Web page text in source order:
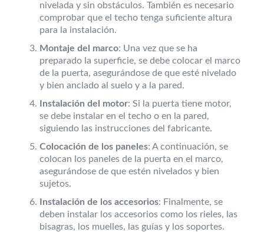
nivelada y sin obstáculos. También es necesario
comprobar que el techo tenga suficiente altura
para la instalación.
Montaje del marco: Una vez que se ha
preparado la superficie, se debe colocar el marco
de la puerta, asegurándose de que esté nivelado
y bien anclado al suelo y a la pared.
Instalación del motor: Si la puerta tiene motor,
se debe instalar en el techo o en la pared,
siguiendo las instrucciones del fabricante.
Colocación de los paneles: A continuación, se
colocan los paneles de la puerta en el marco,
asegurándose de que estén nivelados y bien
sujetos.
Instalación de los accesorios: Finalmente, se
deben instalar los accesorios como los rieles, las
bisagras, los muelles, las guías y los soportes.